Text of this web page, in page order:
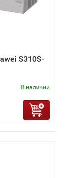
S310S-
В наличии